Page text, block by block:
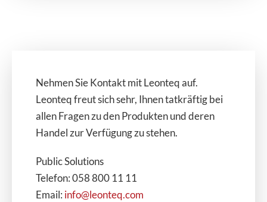
Nehmen Sie Kontakt mit Leonteq auf.
Leonteq freut sich sehr, Ihnen tatkräftig bei
allen Fragen zu den Produkten und deren
Handel zur Verfügung zu stehen.
Public Solutions
Telefon: 058 800 11 11
Email: info@leonteq.com